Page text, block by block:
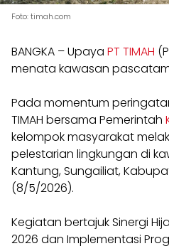
Foto: timah.com
BANGKA – Upaya PT TIMAH
menata kawasan
Pada momentum
TIMAH bersama Pemerintah
kelompok masyarakat
pelestarian lingkungan di
Kantung, Sungailiat,
(8/5/2026).
Kegiatan bertajuk Sinergi
2026 dan Implementasi